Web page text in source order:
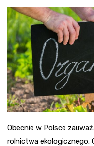
Obecnie w Polsce
rolnictwa ekologicznego.